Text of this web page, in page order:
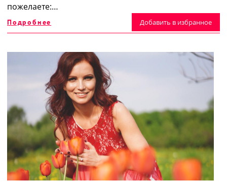
пожелаете:…
Подробнее Добавить в избранное